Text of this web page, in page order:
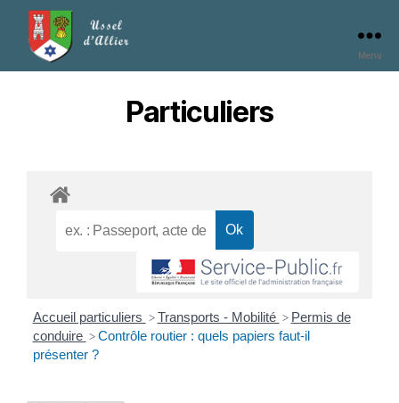
Menu
Particuliers
Accueil particuliers > Transports - Mobilité > Permis de
conduire > Contrôle routier : quels papiers faut-il
présenter ?